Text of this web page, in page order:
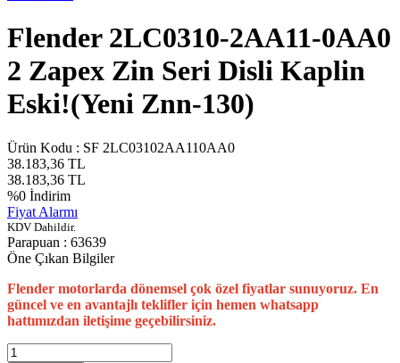
Flender 2LC0310-2AA11-0AA0
2 Zapex Zin Seri Disli Kaplin
Eski!(Yeni Znn-130)
Ürün Kodu : SF 2LC03102AA110AA0
38.183,36 TL
38.183,36 TL
%0 İndirim
Fiyat Alarmı
KDV Dahildir.
Parapuan : 63639
Öne Çıkan Bilgiler
Flender motorlarda dönemsel çok özel fiyatlar sunuyoruz. En
güncel ve en avantajlı teklifler için hemen whatsapp
hattımızdan iletişime geçebilirsiniz.